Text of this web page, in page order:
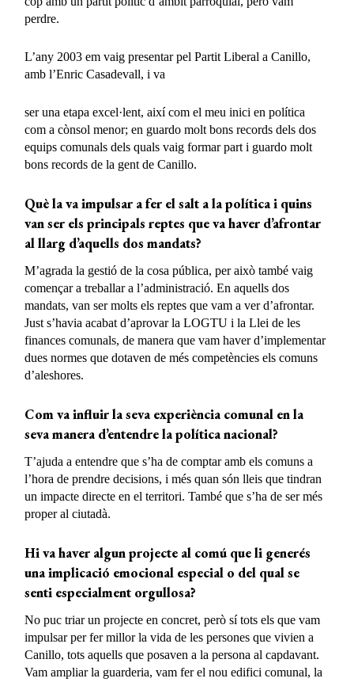
perdre.
L’any 2003 em vaig presentar pel Partit Liberal a Canillo,
amb l’Enric Casadevall, i va
ser una etapa excel·lent, així com el meu inici en política
com a cònsol menor; en guardo molt bons records dels dos
equips comunals dels quals vaig formar part i guardo molt
bons records de la gent de Canillo.
Què la va impulsar a fer el salt a la política i quins
van ser els principals reptes que va haver d’afrontar
al llarg d’aquells dos mandats?
M’agrada la gestió de la cosa pública, per això també vaig
començar a treballar a l’administració. En aquells dos
mandats, van ser molts els reptes que vam a ver d’afrontar.
Just s’havia acabat d’aprovar la LOGTU i la Llei de les
finances comunals, de manera que vam haver d’implementar
dues normes que dotaven de més competències els comuns
d’aleshores.
Com va influir la seva experiència comunal en la
seva manera d’entendre la política nacional?
T’ajuda a entendre que s’ha de comptar amb els comuns a
l’hora de prendre decisions, i més quan són lleis que tindran
un impacte directe en el territori. També que s’ha de ser més
proper al ciutadà.
Hi va haver algun projecte al comú que li generés
una implicació emocional especial o del qual se
senti especialment orgullosa?
No puc triar un projecte en concret, però sí tots els que vam
impulsar per fer millor la vida de les persones que vivien a
Canillo, tots aquells que posaven a la persona al capdavant.
Vam ampliar la guarderia, vam fer el nou edifici comunal, la